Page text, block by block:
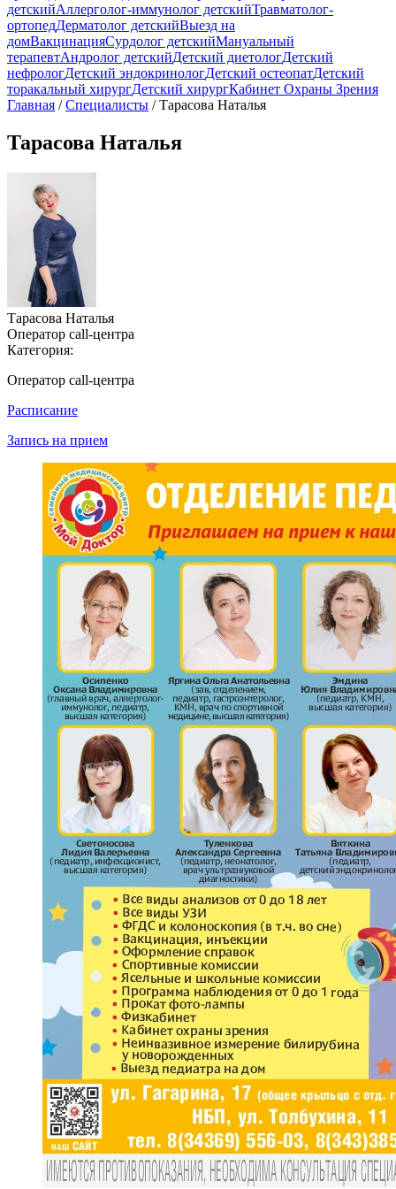
детскийАллерголог-иммунолог детскийТравматолог-
ортопедДерматолог детскийВыезд на
домВакцинацияСурдолог детскийМануальный
терапевтАндролог детскийДетский диетологДетский
нефрологДетский эндокринологДетский остеопатДетский
торакальный хирургДетский хирургКабинет Охраны Зрения
Главная /Специалисты /Тарасова Наталья
Тарасова Наталья
Тарасова Наталья
Оператор call-центра
Категория:
Оператор call-центра
Расписание
Запись на прием